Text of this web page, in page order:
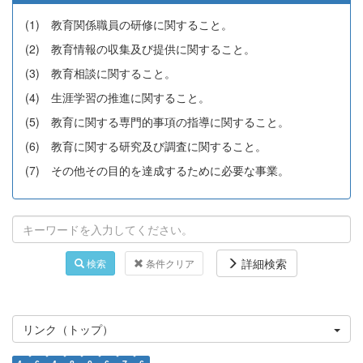
(1) 教育関係職員の研修に関すること。
(2) 教育情報の収集及び提供に関すること。
(3) 教育相談に関すること。
(4) 生涯学習の推進に関すること。
(5) 教育に関する専門的事項の指導に関すること。
(6) 教育に関する研究及び調査に関すること。
(7) その他その目的を達成するために必要な事業。
検索 条件クリア 詳細検索
リンク（トップ）